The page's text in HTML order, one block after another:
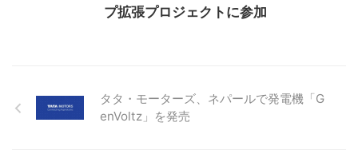
プ拡張プロジェクトに参加
タタ・モーターズ、ネパールで発電機「G
enVoltz」を発売